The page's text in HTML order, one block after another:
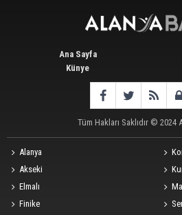
Ana Sayfa
Künye
Tüm Hakları Saklıdır © 2024
Alanya
Akseki
Elmalı
Finike